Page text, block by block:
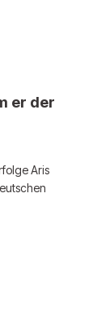
er der
Aris